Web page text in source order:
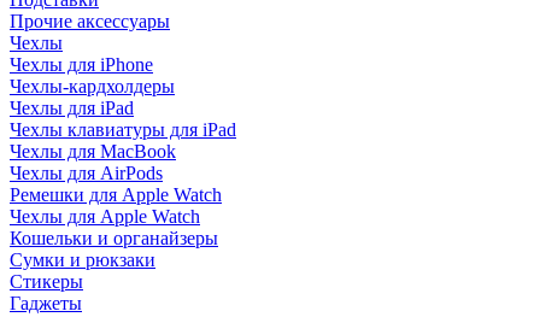
Прочие аксессуары
Чехлы
Чехлы для iPhone
Чехлы-кардхолдеры
Чехлы для iPad
Чехлы клавиатуры для iPad
Чехлы для MacBook
Чехлы для AirPods
Ремешки для Apple Watch
Чехлы для Apple Watch
Кошельки и органайзеры
Сумки и рюкзаки
Стикеры
Гаджеты